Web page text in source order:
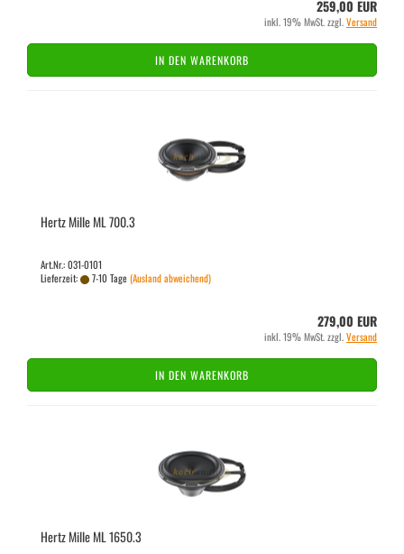
259,00 EUR
inkl. 19% MwSt. zzgl.Versand
IN DEN WARENKORB
Hertz Mille ML 700.3
Art.Nr.: 031-0101
Lieferzeit:
7-10 Tage(Ausland abweichend)
279,00 EUR
inkl. 19% MwSt. zzgl.Versand
IN DEN WARENKORB
Hertz Mille ML 1650.3